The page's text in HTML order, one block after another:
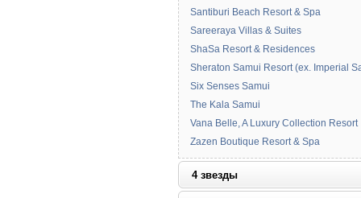
Santiburi Beach Resort & Spa
Sareeraya Villas & Suites
ShaSa Resort & Residences
Sheraton Samui Resort (ex. Imperial
Six Senses Samui
The Kala Samui
Vana Belle, A Luxury Collection Resort
Zazen Boutique Resort & Spa
4 звезды